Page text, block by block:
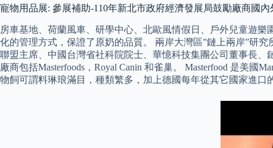
寵物用品展: 參展補助-110年新北市政府經濟發展局鼓勵廠商國
房車基地、荷蘭風車、研學中心、北歐風情假日、戶外兒童遊
化的管理方式，保證了原奶的品質。 兩岸大灣區”鏈上兩岸”研
聯盟主席、中國台灣省社科院院士、華憶科技集團公司董事長
廠商包括Masterfoods，Royal Canin 和雀巢。 Masterfood 是美
物飼可謂料琳琅滿目，種類繁多，加上德國每年從其它國家進口